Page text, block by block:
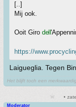
[..]
Mij ook.
Ooit Giro dell
https://
Laigueglia. Tegen
Het blijft toch een
•
Moderator